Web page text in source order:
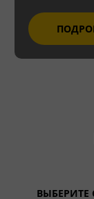
ВЫБЕРИТЕ